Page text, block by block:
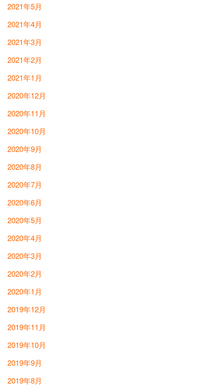
2021年5月
2021年4月
2021年3月
2021年2月
2021年1月
2020年12月
2020年11月
2020年10月
2020年9月
2020年8月
2020年7月
2020年6月
2020年5月
2020年4月
2020年3月
2020年2月
2020年1月
2019年12月
2019年11月
2019年10月
2019年9月
2019年8月